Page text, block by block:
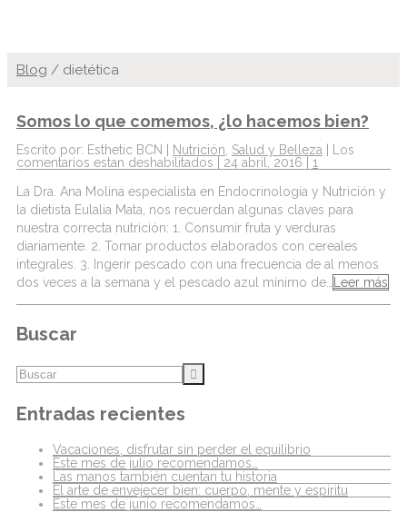
Blog / dietética
Somos lo que comemos, ¿lo hacemos bien?
Escrito por: Esthetic BCN | Nutrición Salud y Belleza
Los
comentarios estan deshabilitados | 24 abril, 2016 | 1
La Dra. Ana Molina especialista en Endocrinología y Nutrición y
la dietista Eulalia Mata, nos recuerdan algunas claves para
nuestra correcta nutrición: 1. Consumir fruta y verduras
diariamente. 2. Tomar productos elaborados con cereales
integrales. 3. Ingerir pescado con una frecuencia de al menos
dos veces a la semana y el pescado azul mínimo de…
Leer más
Buscar
Entradas recientes
Vacaciones, disfrutar sin perder el equilibrio
Este mes de julio recomendamos…
Las manos también cuentan tu historia
El arte de envejecer bien: cuerpo, mente y espíritu
Este mes de junio recomendamos…